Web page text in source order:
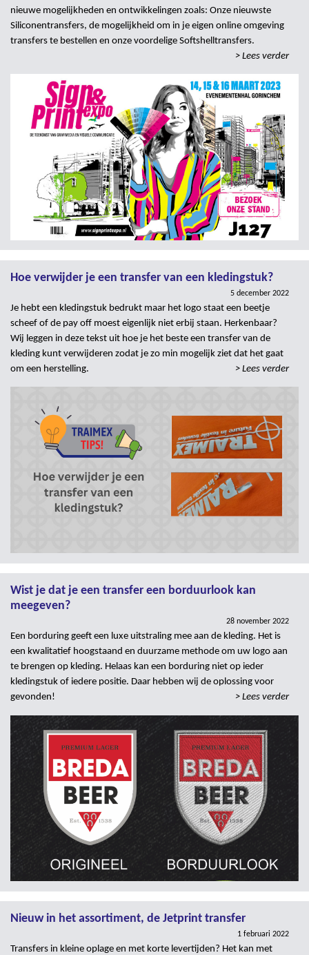
nieuwe mogelijkheden en ontwikkelingen zoals: Onze nieuwste
Siliconentransfers, de mogelijkheid om in je eigen online omgeving
transfers te bestellen en onze voordelige Softshelltransfers.
> Lees verder
Hoe verwijder je een transfer van een kledingstuk?
5 december 2022
Je hebt een kledingstuk bedrukt maar het logo staat een beetje
scheef of de pay off moest eigenlijk niet erbij staan. Herkenbaar?
Wij leggen in deze tekst uit hoe je het beste een transfer van de
kleding kunt verwijderen zodat je zo min mogelijk ziet dat het gaat
om een herstelling.
> Lees verder
Wist je dat je een transfer een borduurlook kan
meegeven?
28 november 2022
Een borduring geeft een luxe uitstraling mee aan de kleding. Het is
een kwalitatief hoogstaand en duurzame methode om uw logo aan
te brengen op kleding. Helaas kan een borduring niet op ieder
kledingstuk of iedere positie. Daar hebben wij de oplossing voor
gevonden!
> Lees verder
Nieuw in het assortiment, de Jetprint transfer
1 februari 2022
Transfers in kleine oplage en met korte levertijden? Het kan met